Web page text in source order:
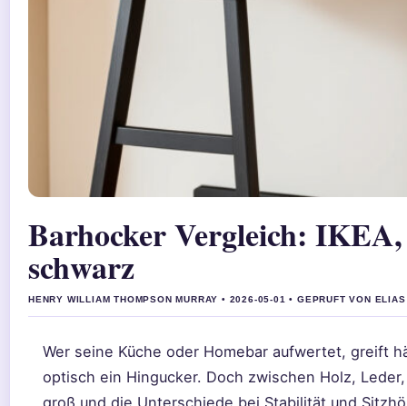
Barhocker Vergleich:
schwarz
HENRY WILLIAM THOMPSON MURRAY • 2026-05-01 • GEPRUFT VON ELIAS
Wer seine Küche oder Homebar aufwertet, greift
optisch ein Hingucker. Doch zwischen Holz,
groß und die Unterschiede bei Stabilität und